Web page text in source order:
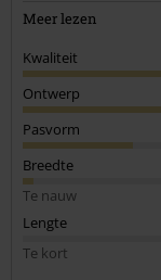
als een normaal shirt
Meer lezen
Kwaliteit
Ontwerp
Pasvorm
Breedte
Te nauw
Lengte
Te kort